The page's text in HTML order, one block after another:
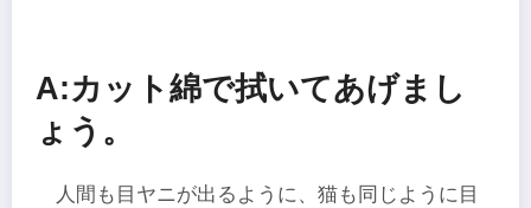
A:カット綿で拭いてあげまし
ょう。
人間も目ヤニが出るように、猫も同じように目